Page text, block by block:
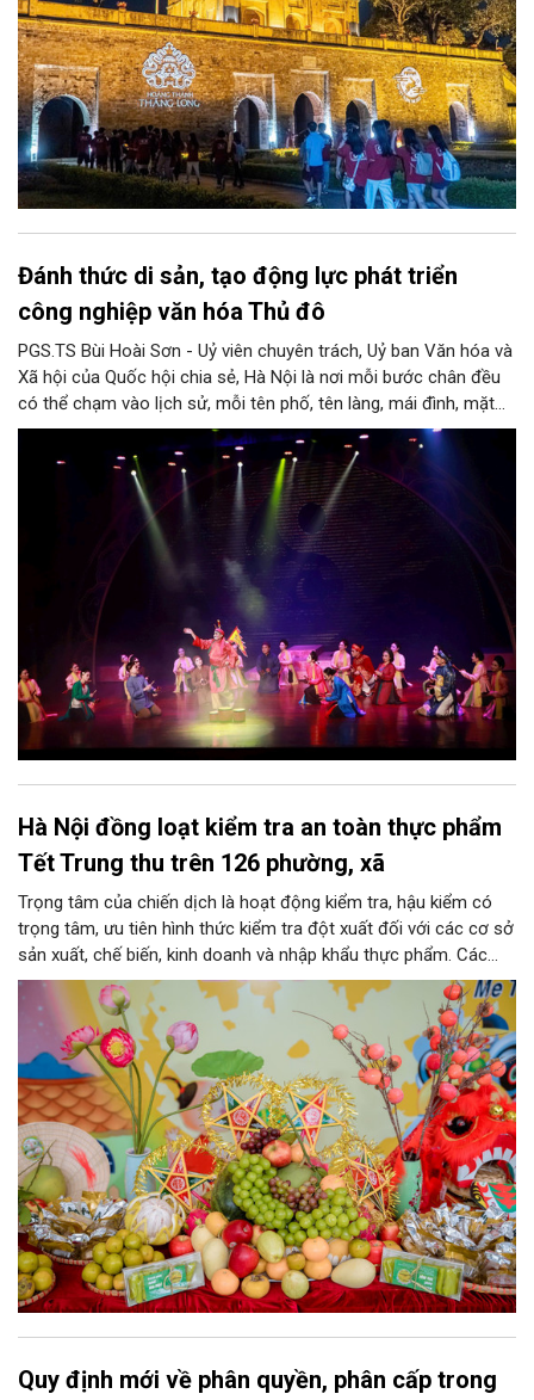
Đánh thức di sản, tạo động lực phát triển
công nghiệp văn hóa Thủ đô
PGS.TS Bùi Hoài Sơn - Uỷ viên chuyên trách, Uỷ ban Văn hóa và
Xã hội của Quốc hội chia sẻ, Hà Nội là nơi mỗi bước chân đều
có thể chạm vào lịch sử, mỗi tên phố, tên làng, mái đình, mặt
hồ, nếp nhà, câu hát, món ăn, làn điệu, nghề thủ công đều có
thể kể một câu chuyện về chiều sâu văn hiến của dân tộc.
Nhưng trong kỷ nguyên mới, câu hỏi đặt ra không chỉ Hà Nội có
bao nhiêu di sản, bao nhiêu văn nghệ sĩ, trí thức, không gian ký
ức, mà là làm thế nào để những giá trị ấy trở thành nguồn lực
phát triển, thành sức mạnh mềm, thành động lực sáng tạo,
thành năng lực cạnh tranh của Thủ đô.
Hà Nội đồng loạt kiểm tra an toàn thực phẩm
Tết Trung thu trên 126 phường, xã
Trọng tâm của chiến dịch là hoạt động kiểm tra, hậu kiểm có
trọng tâm, ưu tiên hình thức kiểm tra đột xuất đối với các cơ sở
sản xuất, chế biến, kinh doanh và nhập khẩu thực phẩm. Các
nhóm mặt hàng tiêu thụ mạnh như bánh Trung thu, bánh mứt
kẹo, rượu, bia, nước giải khát, phụ gia thực phẩm...
Quy định mới về phân quyền, phân cấp trong